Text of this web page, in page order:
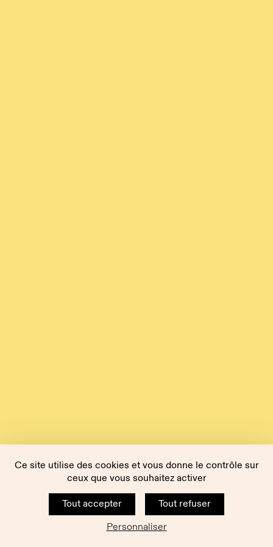
Ce site utilise des cookies et vous donne le contrôle sur
ceux que vous souhaitez activer
Tout accepter
Tout refuser
Personnaliser